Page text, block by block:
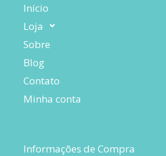
Início
Loja
Sobre
Blog
Contato
Minha conta
Informações de Compra